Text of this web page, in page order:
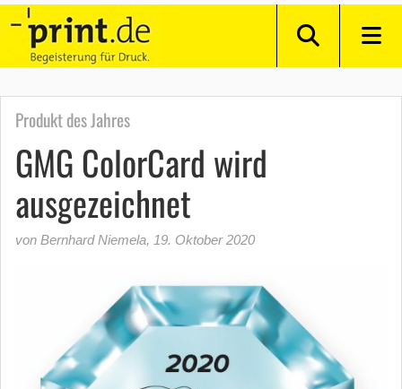
Produkt des Jahres
GMG ColorCard wird
ausgezeichnet
von Bernhard Niemela, 19. Oktober 2020